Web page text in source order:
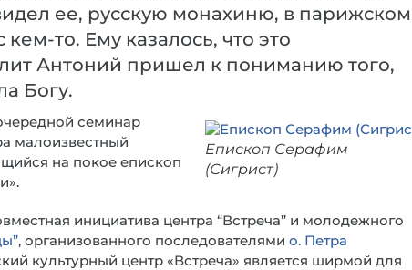
ее, русскую монахиню, в парижском
то. Ему казалось, что это
Антоний пришел к пониманию того,
Богу.
Епископ Серафим
(Сигрист)
семинар
малоизвестный
на покое епископ
инициатива центра “Встреча” и молодежного
, организованного последователями о. Петра
культурный центр «Встреча» является ширмой для